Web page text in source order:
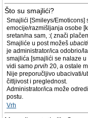
Što su smajlići?
Smajlići [Smileys/Emoticons]
emocije/razmišljanja osobe
sretan/na sam, :( znači
Smajliće u post možeš ubaciti
je administrator/ica odobrio/
smajlića [smajlići se nalaze
vidi samo prvih 20, a ostale
Nije preporučljivo ubacivati/
čitljivost i preglednost.
Administrator/ica može
postu.
Vrh